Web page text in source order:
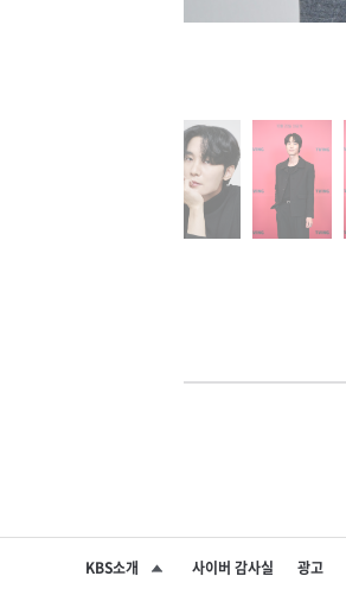
KBS소개 사이버 감사실 광고